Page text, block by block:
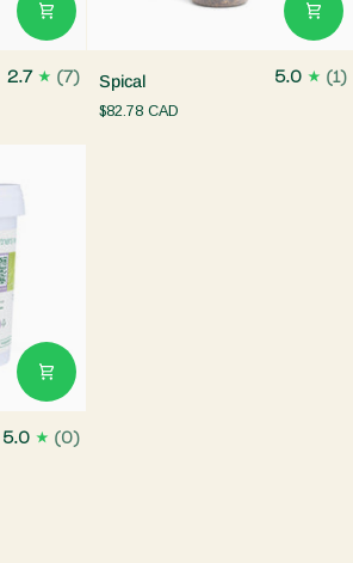
2.7
(7)
Spical
Spical 5.0
(1)
$82.78 CAD
5.0
(0)